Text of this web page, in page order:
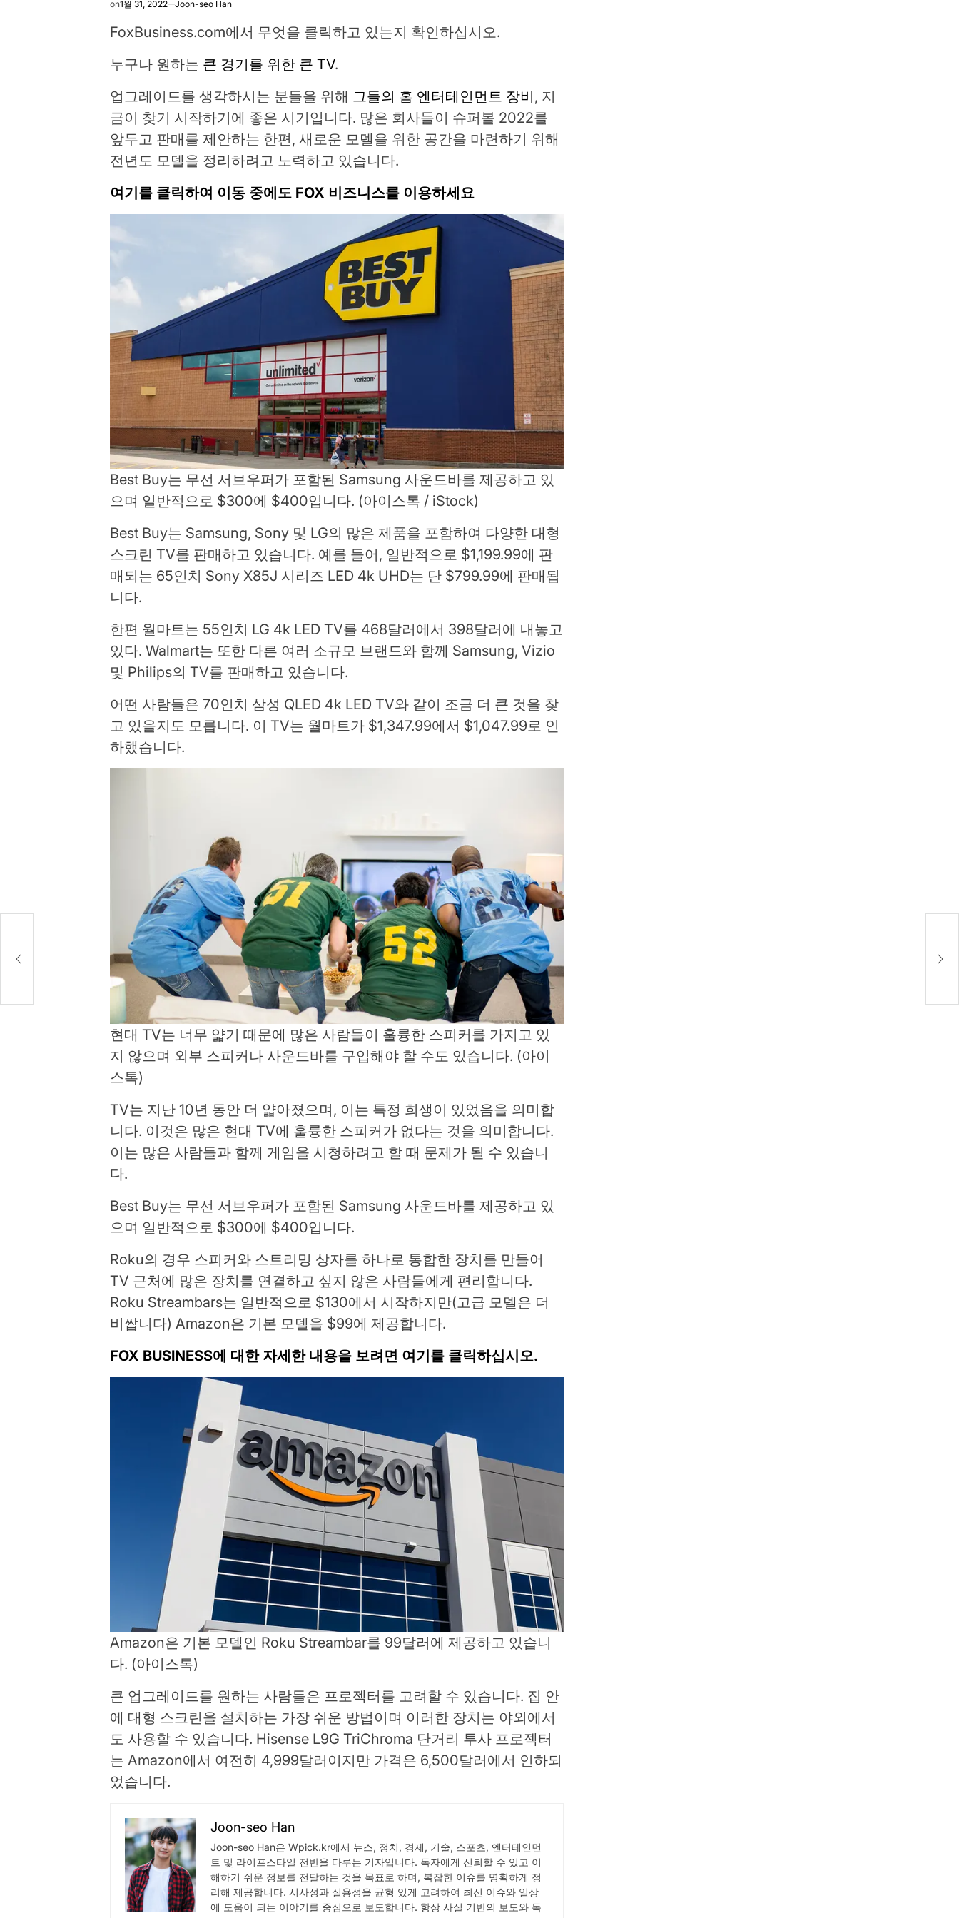
on1월 31, 2022 Joon-seo Han
FoxBusiness.com에서 무엇을 클릭하고 있는지 확인하십시오.
누구나 원하는 큰 경기를 위한 큰 TV.
업그레이드를 생각하시는 분들을 위해 그들의 홈 엔터테인먼트 장비 , 지
금이 찾기 시작하기에 좋은 시기입니다. 많은 회사들이 슈퍼볼 2022를
앞두고 판매를 제안하는 한편, 새로운 모델을 위한 공간을 마련하기 위해
전년도 모델을 정리하려고 노력하고 있습니다.
여기를 클릭하여 이동 중에도 FOX 비즈니스를 이용하세요
Best Buy는 무선 서브우퍼가 포함된 Samsung 사운드바를 제공하고 있
으며 일반적으로 $300에 $400입니다. (아이스톡 / iStock)
Best Buy는 Samsung, Sony 및 LG의 많은 제품을 포함하여 다양한 대형
스크린 TV를 판매하고 있습니다. 예를 들어, 일반적으로 $1,199.99에 판
매되는 65인치 Sony X85J 시리즈 LED 4k UHD는 단 $799.99에 판매됩
니다.
한편 월마트는 55인치 LG 4k LED TV를 468달러에서 398달러에 내놓고
있다. Walmart는 또한 다른 여러 소규모 브랜드와 함께 Samsung, Vizio
및 Philips의 TV를 판매하고 있습니다.
어떤 사람들은 70인치 삼성 QLED 4k LED TV와 같이 조금 더 큰 것을 찾
고 있을지도 모릅니다. 이 TV는 월마트가 $1,347.99에서 $1,047.99로 인
하했습니다.
현대 TV는 너무 얇기 때문에 많은 사람들이 훌륭한 스피커를 가지고 있
지 않으며 외부 스피커나 사운드바를 구입해야 할 수도 있습니다. (아이
스톡)
TV는 지난 10년 동안 더 얇아졌으며, 이는 특정 희생이 있었음을 의미합
니다. 이것은 많은 현대 TV에 훌륭한 스피커가 없다는 것을 의미합니다.
이는 많은 사람들과 함께 게임을 시청하려고 할 때 문제가 될 수 있습니
다.
Best Buy는 무선 서브우퍼가 포함된 Samsung 사운드바를 제공하고 있
으며 일반적으로 $300에 $400입니다.
Roku의 경우 스피커와 스트리밍 상자를 하나로 통합한 장치를 만들어
TV 근처에 많은 장치를 연결하고 싶지 않은 사람들에게 편리합니다.
Roku Streambars는 일반적으로 $130에서 시작하지만(고급 모델은 더
비쌉니다) Amazon은 기본 모델을 $99에 제공합니다.
FOX BUSINESS에 대한 자세한 내용을 보려면 여기를 클릭하십시오.
Amazon은 기본 모델인 Roku Streambar를 99달러에 제공하고 있습니
다. (아이스톡)
큰 업그레이드를 원하는 사람들은 프로젝터를 고려할 수 있습니다. 집 안
에 대형 스크린을 설치하는 가장 쉬운 방법이며 이러한 장치는 야외에서
도 사용할 수 있습니다. Hisense L9G TriChroma 단거리 투사 프로젝터
는 Amazon에서 여전히 4,999달러이지만 가격은 6,500달러에서 인하되
었습니다.
Joon-seo Han
Joon-seo Han은 Wpick.kr에서 뉴스, 정치, 경제, 기술, 스포츠, 엔터테인먼
트 및 라이프스타일 전반을 다루는 기자입니다. 독자에게 신뢰할 수 있고 이
해하기 쉬운 정보를 전달하는 것을 목표로 하며, 복잡한 이슈를 명확하게 정
리해 제공합니다. 시사성과 실용성을 균형 있게 고려하여 최신 이슈와 일상
에 도움이 되는 이야기를 중심으로 보도합니다. 항상 사실 기반의 보도와 독
나
브!